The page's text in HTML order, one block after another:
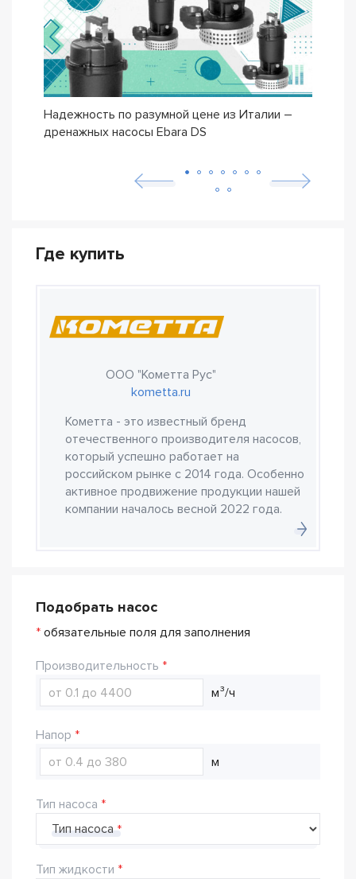
Надежность по разумной цене из Италии –
дренажных насосы Ebara DS
Где купить
ООО "Кометта Рус"
kometta.ru
Кометта - это известный бренд
отечественного производителя насосов,
который успешно работает на
российском рынке с 2014 года. Особенно
активное продвижение продукции нашей
компании началось весной 2022 года.
Подобрать насос
* обязательные поля для заполнения
Производительность
м³/ч
Напор
м
Тип насоса
Тип насоса
Тип жидкости